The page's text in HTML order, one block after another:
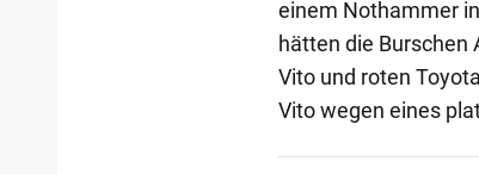
einem Nothammer
hätten die Burschen
Vito und roten
Vito wegen eines